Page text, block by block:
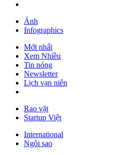
Ảnh
Infographics
Mới nhất
Xem Nhiều
Tin nóng
Newsletter
Lịch vạn niên
Rao vặt
Startup Việt
International
Ngôi sao